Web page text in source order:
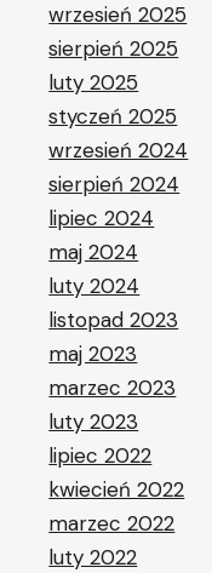
wrzesień 2025
sierpień 2025
luty 2025
styczeń 2025
wrzesień 2024
sierpień 2024
lipiec 2024
maj 2024
luty 2024
listopad 2023
maj 2023
marzec 2023
luty 2023
lipiec 2022
kwiecień 2022
marzec 2022
luty 2022